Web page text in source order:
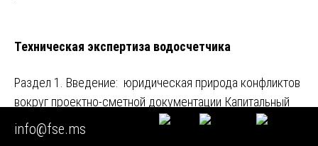
Техническая экспертиза водосчетчика
Раздел 1. Введение: юридическая природа конфликтов
вокруг проектно-сметной документации Капитальный
ремонт объектов кап…
info@fse.ms